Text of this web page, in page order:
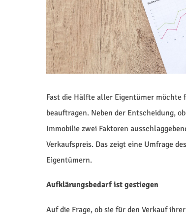
Fast die Hälfte aller Eigentümer
beauftragen. Neben der Entscheidung,
Immobilie zwei Faktoren
Verkaufspreis. Das zeigt eine Umfrage
Eigentümern.
Aufklärungsbedarf ist gestiegen
Auf die Frage, ob sie für den Verkauf